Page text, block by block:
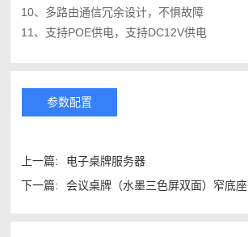
10、多路由通信冗余设计，不惧故障
11、支持POE供电，支持DC12V供电
参数配置
上一篇:
电子桌牌服务器
下一篇:
会议桌牌（水墨三色屏双面）窄底座